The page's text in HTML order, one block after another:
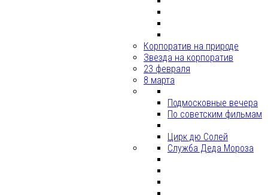
Корпоратив на природе
Звезда на корпоратив
23 февраля
8 марта
Подмосковные вечера
По советским фильмам
Цирк дю Солей
Служба Деда Мороза